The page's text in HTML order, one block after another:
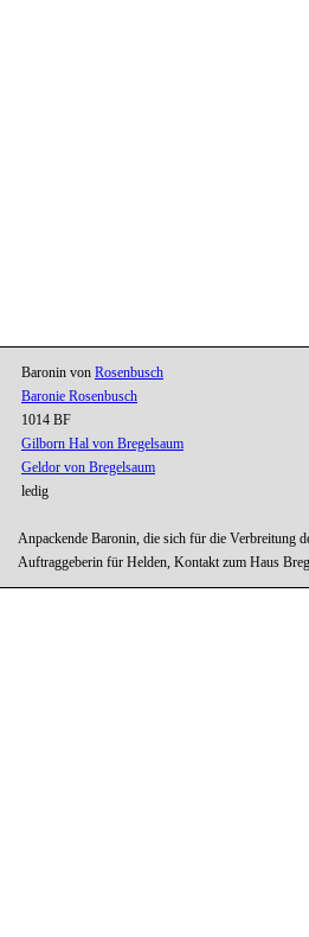
Baronin von Rosenbusch
Baronie Rosenbusch
1014 BF
Gilborn Hal von Bregelsaum
Geldor von Bregelsaum
ledig
Anpackende Baronin, die sich für die Verbreitung
Auftraggeberin für Helden, Kontakt zum Haus